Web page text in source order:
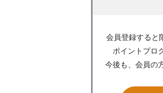
会員登録すると
ポイントプロ
今後も、会員の